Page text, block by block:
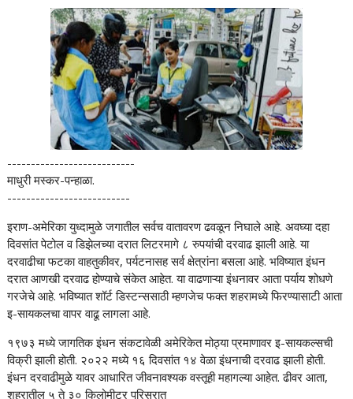
---------------------------
माधुरी मस्कर-पन्हाळा.
--------------------------
इराण-अमेरिका युध्दामुळे जगातील सर्वच वातावरण ढवळून निघाले आहे. अवघ्या दहा
दिवसांत पेटोल व डिझेलच्या दरात लिटरमागे ८ रुपयांची दरवाढ झाली आहे. या
दरवाढीचा फटका वाहतुकीवर, पर्यटनासह सर्व क्षेत्रांना बसला आहे. भविष्यात इंधन
दरात आणखी दरवाढ होण्याचे संकेत आहेत. या वाढणाऱ्या इंधनावर आता पर्याय शोधणे
गरजेचे आहे. भविष्यात शॉर्ट डिस्टन्ससाठी म्हणजेच फक्त शहरामध्ये फिरण्यासाटी आता
इ-सायकलचा वापर वाढू लागला आहे.
१९७३ मध्ये जागतिक इंधन संकटावेळी अमेरिकेत मोठ्या प्रमाणावर इ-सायकल्सची
विक्री झाली होती. २०२२ मध्ये १६ दिवसांत १४ वेळा इंधनाची दरवाढ झाली होती.
इंधन दरवाढीमुळे यावर आधारित जीवनावश्यक वस्तूही महागल्या आहेत. ढीवर आता,
शहरातील ५ ते ३० किलोमीटर परिसरात